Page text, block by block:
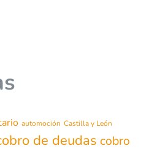
automoción Castilla y León
de deudas cobro